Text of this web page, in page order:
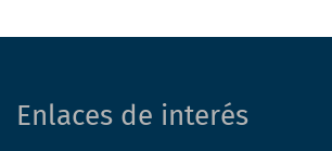
Enlaces de interés